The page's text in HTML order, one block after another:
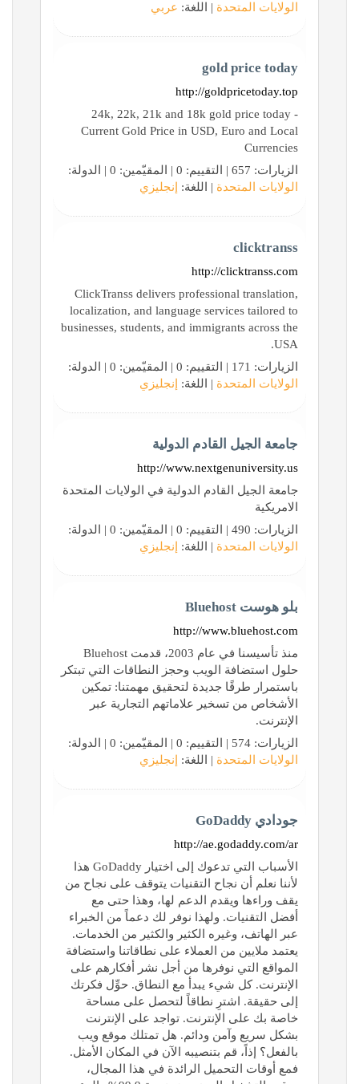
الولايات المتحدة | اللغة: عربي
gold price today
http://goldpricetoday.top
24k, 22k, 21k and 18k gold price today -
Current Gold Price in USD, Euro and Local
Currencies
الزيارات: 657 | التقييم: 0 | المقيّمين: 0 | الدولة:
الولايات المتحدة | اللغة: إنجليزي
clicktranss
http://clicktranss.com
ClickTranss delivers professional translation,
localization, and language services tailored to
businesses, students, and immigrants across the
USA.
الزيارات: 171 | التقييم: 0 | المقيّمين: 0 | الدولة:
الولايات المتحدة | اللغة: إنجليزي
جامعة الجيل القادم الدولية
http://www.nextgenuniversity.us
جامعة الجيل القادم الدولية في الولايات المتحدة
الامريكية
الزيارات: 490 | التقييم: 0 | المقيّمين: 0 | الدولة:
الولايات المتحدة | اللغة: إنجليزي
بلو هوست Bluehost
http://www.bluehost.com
منذ تأسيسنا في عام 2003، قدمت Bluehost
حلول استضافة الويب وحجز النطاقات التي تبتكر
باستمرار طرقًا جديدة لتحقيق مهمتنا: تمكين
الأشخاص من تسخير علاماتهم التجارية عبر
الإنترنت.
الزيارات: 574 | التقييم: 0 | المقيّمين: 0 | الدولة:
الولايات المتحدة | اللغة: إنجليزي
جودادي GoDaddy
http://ae.godaddy.com/ar
الأسباب التي تدعوك إلى اختيار GoDaddy هذا
لأننا نعلم أن نجاح التقنيات يتوقف على نجاح من
يقف وراءها ويقدم الدعم لها، وهذا حتى مع
أفضل التقنيات. ولهذا نوفر لك دعماً من الخبراء
عبر الهاتف، وغيره الكثير والكثير من الخدمات.
يعتمد ملايين من العملاء على نطاقاتنا واستضافة
المواقع التي نوفرها من أجل نشر أفكارهم على
الإنترنت. كل شيء يبدأ مع النطاق. حوِّل فكرتك
إلى حقيقة. اشترِ نطاقاً لتحصل على مساحة
خاصة بك على الإنترنت. تواجد على الإنترنت
بشكل سريع وآمن ودائم. هل تمتلك موقع ويب
بالفعل؟ إذاً، قم بتنصيبه الآن في المكان الأمثل.
فمع أوقات التحميل الرائدة في هذا المجال،